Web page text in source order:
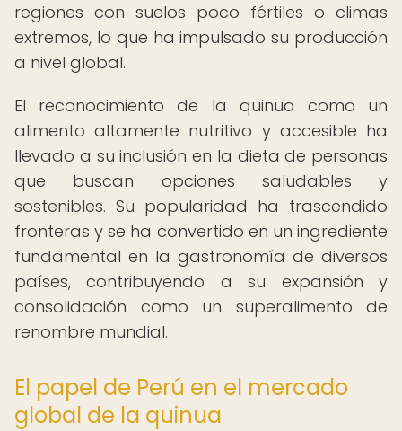
regiones con suelos poco fértiles o climas
extremos, lo que ha impulsado su producción
a nivel global.
El reconocimiento de la quinua como un
alimento altamente nutritivo y accesible ha
llevado a su inclusión en la dieta de personas
que buscan opciones saludables y
sostenibles. Su popularidad ha trascendido
fronteras y se ha convertido en un ingrediente
fundamental en la gastronomía de diversos
países, contribuyendo a su expansión y
consolidación como un superalimento de
renombre mundial.
El papel de Perú en el mercado
global de la quinua